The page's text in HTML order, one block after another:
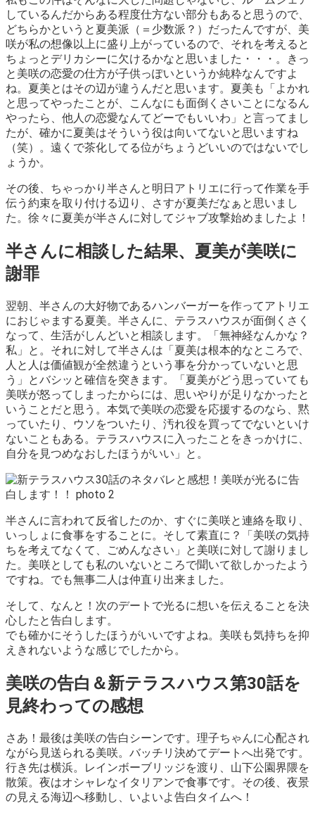
しているんだからある程度仕方ない部分もあると思うので、
どちらかというと夏美派（＝少数派？）だったんですが、美
咲が私の想像以上に盛り上がっているので、それを考えると
ちょっとデリカシーに欠けるかなと思いました・・・。きっ
と美咲の恋愛の仕方が子供っぽいというか純粋なんですよ
ね。夏美とはその辺が違うんだと思います。夏美も「よかれ
と思ってやったことが、こんなにも面倒くさいことになるん
やったら、他人の恋愛なんてどーでもいいわ」と言ってまし
たが、確かに夏美はそういう役は向いてないと思いますね
（笑）。遠くで茶化してる位がちょうどいいのではないでし
ょうか。
その後、ちゃっかり半さんと明日アトリエに行って作業を手
伝う約束を取り付ける辺り、さすが夏美だなぁと思いまし
た。徐々に夏美が半さんに対してジャブ攻撃始めましたよ！
半さんに相談した結果、夏美が美咲に
謝罪
翌朝、半さんの大好物であるハンバーガーを作ってアトリエ
におじゃまする夏美。半さんに、テラスハウスが面倒くさく
なって、生活がしんどいと相談します。
「無神経なんかな？
私」 と。それに対して半さんは「夏美は根本的なところで、
人と人は価値観が全然違うという事を分かっていないと思
う」とバシッと確信を突きます。「夏美がどう思っていても
美咲が怒ってしまったからには、思いやりが足りなかったと
いうことだと思う。本気で美咲の恋愛を応援するのなら、黙
っていたり、ウソをついたり、汚れ役を買ってでないといけ
ないこともある。テラスハウスに入ったことをきっかけに、
自分を見つめなおしたほうがいい」と。
半さんに言われて反省したのか、すぐに美咲と連絡を取り、
いっしょに食事をすることに。そして素直に？「美咲の気持
ちを考えてなくて、ごめんなさい」と美咲に対して謝りまし
た。美咲としても私のいないところで聞いて欲しかったよう
ですね。でも無事二人は仲直り出来ました。
そして、なんと！次のデートで光るに想いを伝えることを決
心したと告白します。
でも確かにそうしたほうがいいですよね。美咲も気持ちを抑
えきれないような感じでしたから。
美咲の告白＆新テラスハウス第30話を
見終わっての感想
さあ！最後は美咲の告白シーンです。理子ちゃんに心配され
ながら見送られる美咲。バッチリ決めてデートへ出発です。
行き先は横浜。レインボーブリッジを渡り、山下公園界隈を
散策。夜はオシャレなイタリアンで食事です。その後、夜景
の見える海辺へ移動し、いよいよ告白タイムへ！